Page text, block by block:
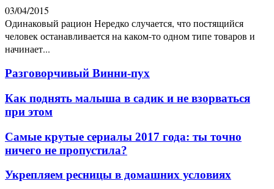
03/04/2015
Одинаковый рацион Нередко случается, что постящийся
человек останавливается на каком-то одном типе товаров и
начинает...
Разговорчивый Винни-пух
Как поднять малыша в садик и не взорваться
при этом
Самые крутые сериалы 2017 года: ты точно
ничего не пропустила?
Укрепляем ресницы в домашних условиях